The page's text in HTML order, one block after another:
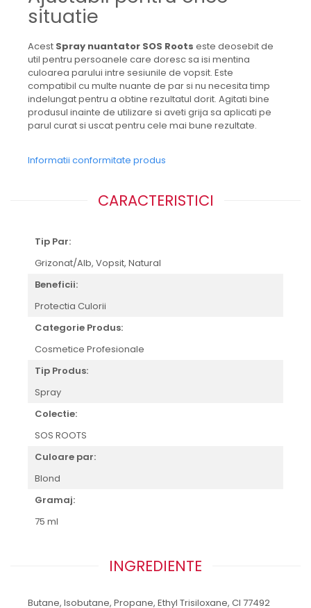
situatie
Acest Spray nuantator SOS Roots este deosebit de
util pentru persoanele care doresc sa isi mentina
culoarea parului intre sesiunile de vopsit. Este
compatibil cu multe nuante de par si nu necesita timp
indelungat pentru a obtine rezultatul dorit. Agitati bine
produsul inainte de utilizare si aveti grija sa aplicati pe
parul curat si uscat pentru cele mai bune rezultate.
Informatii conformitate produs
CARACTERISTICI
Tip Par:
Grizonat/Alb, Vopsit, Natural
Beneficii:
Protectia Culorii
Categorie Produs:
Cosmetice Profesionale
Tip Produs:
Spray
Colectie:
SOS ROOTS
Culoare par:
Blond
Gramaj:
75 ml
INGREDIENTE
Butane, Isobutane, Propane, Ethyl Trisiloxane, CI 77492